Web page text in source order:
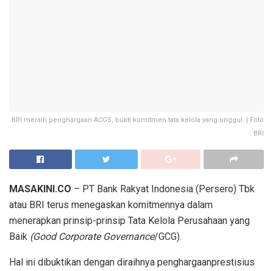
BRI meraih penghargaan ACGS, bukti komitmen tata kelola yang unggul. | Foto
: BRI
MASAKINI.CO – PT Bank Rakyat Indonesia (Persero) Tbk
atau BRI terus menegaskan komitmennya dalam
menerapkan prinsip-prinsip Tata Kelola Perusahaan yang
Baik (Good Corporate Governance/GCG).
Hal ini dibuktikan dengan diraihnya penghargaanprestisius